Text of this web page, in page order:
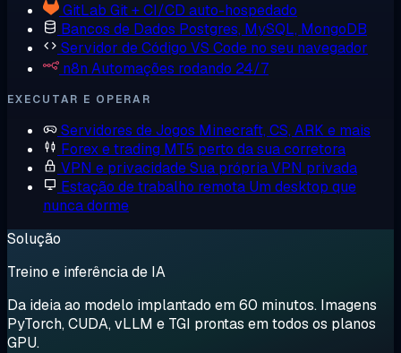
GitLab Git + CI/CD auto-hospedado
Bancos de Dados Postgres, MySQL, MongoDB
Servidor de Código VS Code no seu navegador
n8n Automações rodando 24/7
EXECUTAR E OPERAR
Servidores de Jogos Minecraft, CS, ARK e mais
Forex e trading MT5 perto da sua corretora
VPN e privacidadeSua própria VPN privada
Estação de trabalho remota Um desktop que
nunca dorme
Solução
Treino e inferência de IA
Da ideia ao modelo implantado em 60 minutos. Imagens
PyTorch, CUDA, vLLM e TGI prontas em todos os planos
GPU.